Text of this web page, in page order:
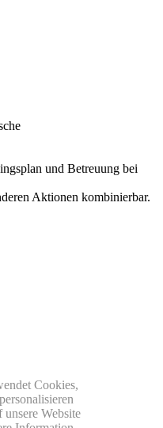
und Betreuung bei
Aktionen kombinierbar.
Cookies,
Website